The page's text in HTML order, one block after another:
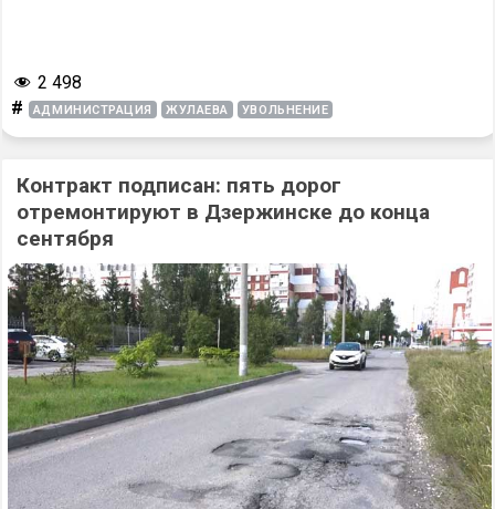
2 498
# АДМИНИСТРАЦИЯ ЖУЛАЕВА УВОЛЬНЕНИЕ
Контракт подписан: пять дорог
отремонтируют в Дзержинске до конца
сентября